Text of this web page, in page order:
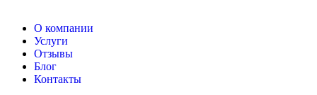
О компании
Услуги
Отзывы
Блог
Контакты